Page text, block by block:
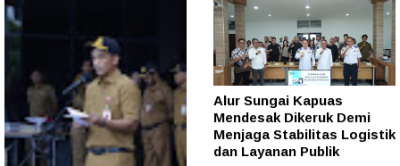
Alur Sungai Kapuas
Mendesak Dikeruk Demi
Menjaga Stabilitas Logistik
dan Layanan Publik